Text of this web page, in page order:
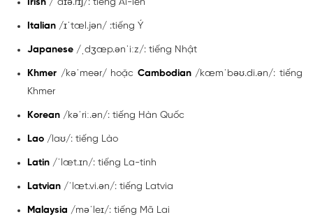
Irish /ˈaɪə.rɪʃ/: tiếng Ai-len
Italian /ɪˈtæl.jən/ :tiếng Ý
Japanese /ˌdʒæp.ənˈiːz/: tiếng Nhật
Khmer /kəˈmeər/ hoặc Cambodian/kæmˈbəʊ.di.ən/: tiếng
Khmer
Korean /kəˈriː.ən/: tiếng Hàn Quốc
Lao /laʊ/: tiếng Lào
Latin /ˈlæt.ɪn/: tiếng La-tinh
Latvian /ˈlæt.vi.ən/: tiếng Latvia
Malaysia /məˈleɪ/: tiếng Mã Lai